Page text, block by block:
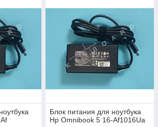
Блок питания для ноутбука
Hp Omnibook 5 16-Af1016Ua